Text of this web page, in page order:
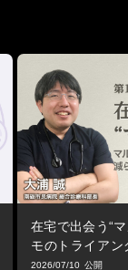
在宅で出会う“
モのトライアン
止まる視点
2026/07/10